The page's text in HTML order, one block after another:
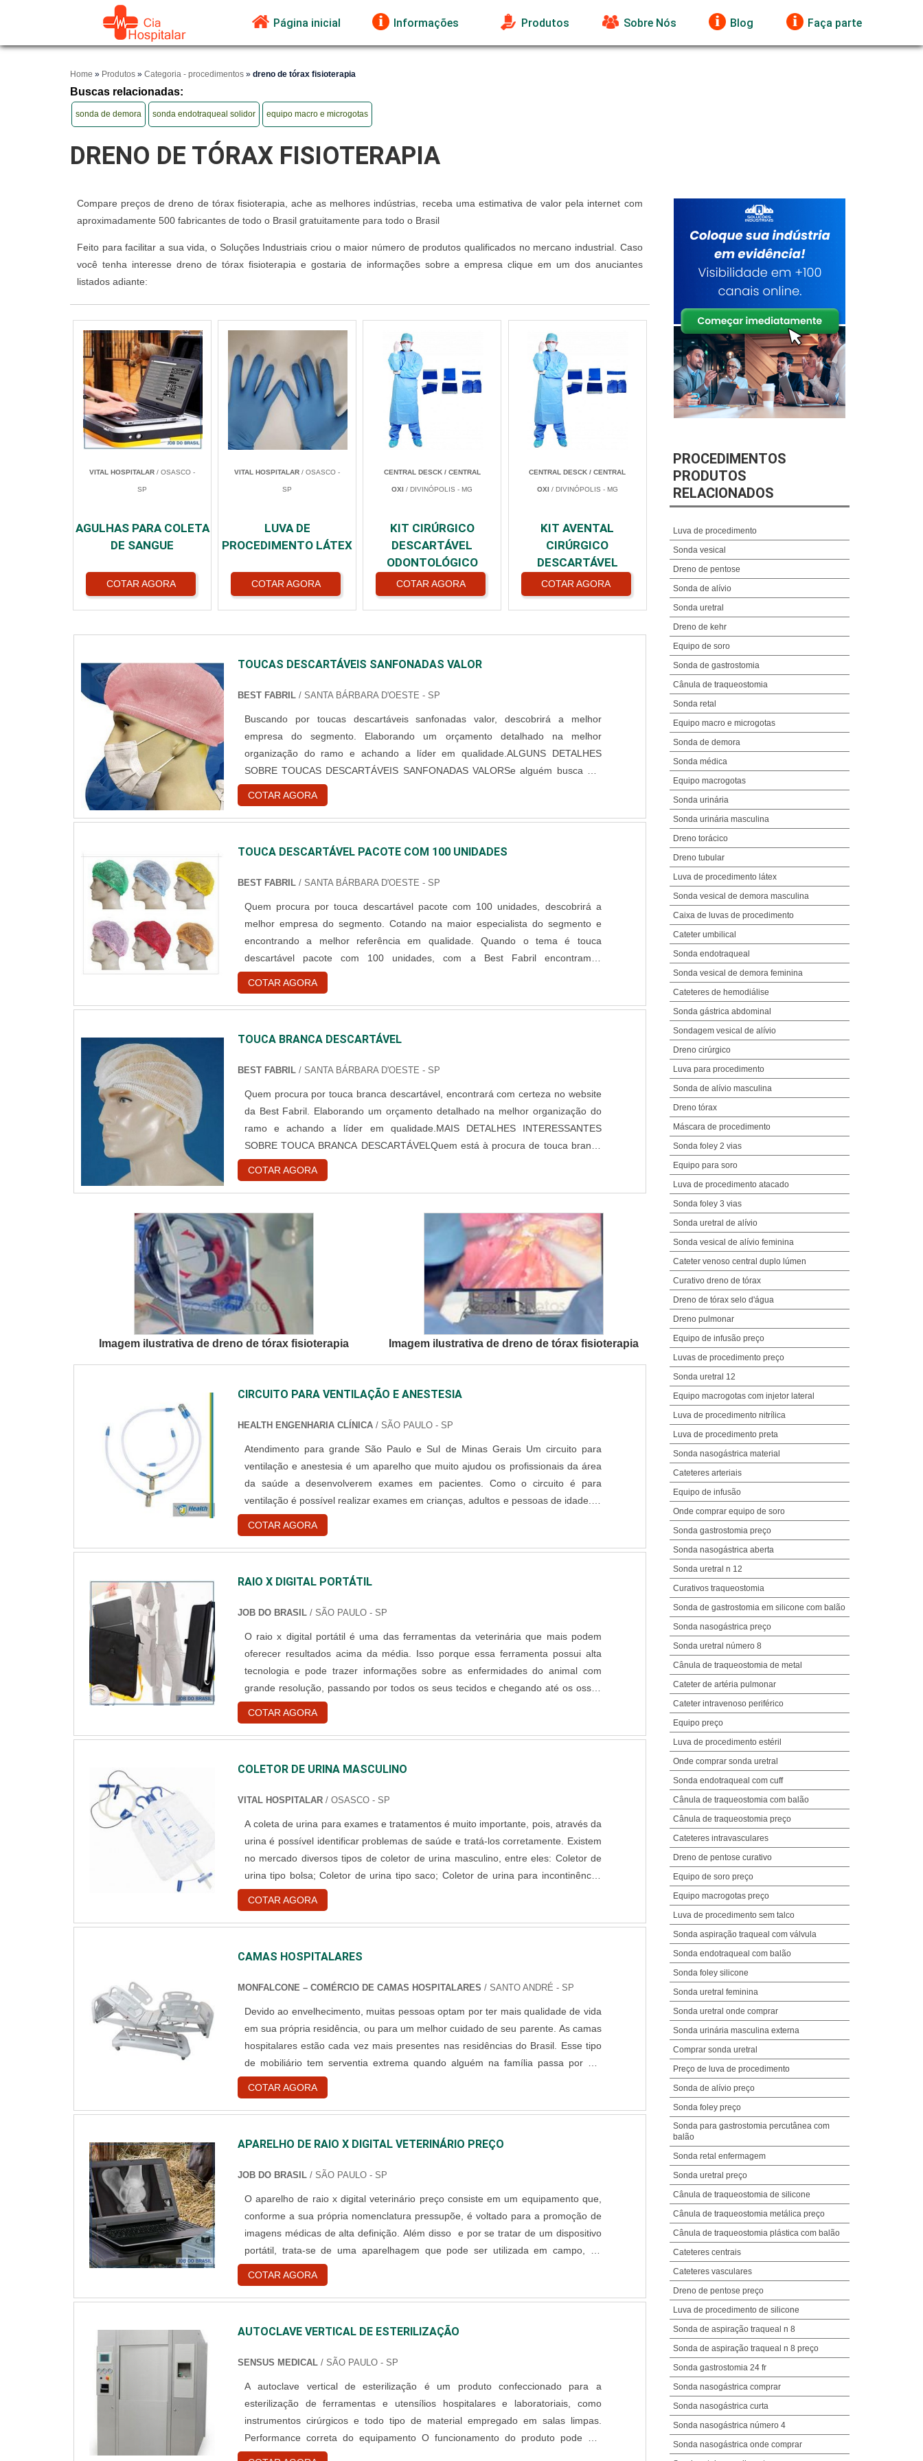
Página inicial Informações Produtos Sobre Nós Blog Faça parte
Home » Produtos » Categoria - procedimentos » dreno de tórax fisioterapia
Buscas relacionadas:
sonda de demora sonda endotraqueal solidor equipo macro e microgotas
DRENO DE TÓRAX FISIOTERAPIA
Compare preços de dreno de tórax fisioterapia, ache as melhores indústrias, receba uma estimativa de valor pela internet com
aproximadamente 500 fabricantes de todo o Brasil gratuitamente para todo o Brasil
Feito para facilitar a sua vida, o Soluções Industriais criou o maior número de produtos qualificados no mercano industrial. Caso
você tenha interesse dreno de tórax fisioterapia e gostaria de informações sobre a empresa clique em um dos anuciantes
listados adiante:
VITAL HOSPITALAR / OSASCO -
SP
AGULHAS PARA COLETA
DE SANGUE
COTAR AGORA
VITAL HOSPITALAR / OSASCO -
SP
LUVA DE
PROCEDIMENTO LÁTEX
COTAR AGORA
CENTRAL DESCK / CENTRAL
OXI/ DIVINÓPOLIS - MG
KIT CIRÚRGICO
DESCARTÁVEL
ODONTOLÓGICO
COTAR AGORA
CENTRAL DESCK / CENTRAL
OXI / DIVINÓPOLIS - MG
KIT AVENTAL
CIRÚRGICO
DESCARTÁVEL
COTAR AGORA
TOUCAS DESCARTÁVEIS SANFONADAS VALOR
BEST FABRIL / SANTA BÁRBARA D'OESTE - SP
Buscando por toucas descartáveis sanfonadas valor, descobrirá a melhor
empresa do segmento. Elaborando um orçamento detalhado na melhor
organização do ramo e achando a líder em qualidade.ALGUNS DETALHES
SOBRE TOUCAS DESCARTÁVEIS SANFONADAS VALORSe alguém busca por
toucas descartáveis sanfonadas valor em uma empresa responsável, consegue
encontrar o site da Best Fabril. Com grande know-how focado em capote
hospitalar descartável e campo ...
COTAR AGORA
TOUCA DESCARTÁVEL PACOTE COM 100 UNIDADES
BEST FABRIL / SANTA BÁRBARA D'OESTE - SP
Quem procura por touca descartável pacote com 100 unidades, descobrirá a
melhor empresa do segmento. Cotando na maior especialista do segmento e
encontrando a melhor referência em qualidade. Quando o tema é touca
descartável pacote com 100 unidades, com a Best Fabril encontramos
assertividade com pagamento acessível.DETALHES SOBRE TOUCA
DESCARTÁVEL PACOTE COM 100 UNIDADESA Best Fabril objetiva seus
reforços em criar para cada cliente um...
COTAR AGORA
TOUCA BRANCA DESCARTÁVEL
BEST FABRIL / SANTA BÁRBARA D'OESTE - SP
Quem procura por touca branca descartável, encontrará com certeza no website
da Best Fabril. Elaborando um orçamento detalhado na melhor organização do
ramo e achando a líder em qualidade.MAIS DETALHES INTERESSANTES
SOBRE TOUCA BRANCA DESCARTÁVELQuem está à procura de touca branca
descartável em uma empresa comprometida com seus serviços, consegue
encontrar o site da Best Fabril. É possível encontrar capote hospitalar descartável
e gorr...
COTAR AGORA
Imagem ilustrativa de dreno de tórax fisioterapia Imagem ilustrativa de dreno de tórax fisioterapia
CIRCUITO PARA VENTILAÇÃO E ANESTESIA
HEALTH ENGENHARIA CLÍNICA/ SÃO PAULO - SP
Atendimento para grande São Paulo e Sul de Minas Gerais Um circuito para
ventilação e anestesia é um aparelho que muito ajudou os profissionais da área
da saúde a desenvolverem exames em pacientes. Como o circuito é para
ventilação é possível realizar exames em crianças, adultos e pessoas de idade. O
material deve estar em seu perfeito funcionamento, para que toda e qualquer
possibilidade de falha seja eliminada. Especificações importantes do ma....
COTAR AGORA
RAIO X DIGITAL PORTÁTIL
JOB DO BRASIL/ SÃO PAULO - SP
O raio x digital portátil é uma das ferramentas da veterinária que mais podem
oferecer resultados acima da média. Isso porque essa ferramenta possui alta
tecnologia e pode trazer informações sobre as enfermidades do animal com
grande resolução, passando por todos os seus tecidos e chegando até os ossos
fraturados. A tecnologia de um raio x digital O procedimento de radiografia, por si
só, já possui grande tecnologia e, com o raio x portátil, essa....
COTAR AGORA
COLETOR DE URINA MASCULINO
VITAL HOSPITALAR/ OSASCO - SP
A coleta de urina para exames e tratamentos é muito importante, pois, através da
urina é possível identificar problemas de saúde e tratá-los corretamente. Existem
no mercado diversos tipos de coletor de urina masculino, entre eles: Coletor de
urina tipo bolsa; Coletor de urina tipo saco; Coletor de urina para incontinência;
Coletor de urina de de perna. Especificações dos coletores Cada tipo de coletor é
destinado para determinada situação. Por....
COTAR AGORA
CAMAS HOSPITALARES
MONFALCONE – COMÉRCIO DE CAMAS HOSPITALARES / SANTO ANDRÉ - SP
Devido ao envelhecimento, muitas pessoas optam por ter mais qualidade de vida
em sua própria residência, ou para um melhor cuidado de seu parente. As camas
hospitalares estão cada vez mais presentes nas residências do Brasil. Esse tipo
de mobiliário tem serventia extrema quando alguém na família passa por um
momento de doença, definitivo ou não. As camas de hospital, podem ser de dois
tipos, cama hospitalar manual ou cama hospitalar motorizada. N....
COTAR AGORA
APARELHO DE RAIO X DIGITAL VETERINÁRIO PREÇO
JOB DO BRASIL/ SÃO PAULO - SP
O aparelho de raio x digital veterinário preço consiste em um equipamento que,
conforme a sua própria nomenclatura pressupõe, é voltado para a promoção de
imagens médicas de alta definição. Além disso e por se tratar de um dispositivo
portátil, trata-se de uma aparelhagem que pode ser utilizada em campo, “in
home” ou em ambas as situações. Agilidade nos resultados Quanto às funções
aptas a serem cumpridas pelo aparelho de raio-x digital veteriná....
COTAR AGORA
AUTOCLAVE VERTICAL DE ESTERILIZAÇÃO
SENSUS MEDICAL/ SÃO PAULO - SP
A autoclave vertical de esterilização é um produto confeccionado para a
esterilização de ferramentas e utensílios hospitalares e laboratoriais, como
instrumentos cirúrgicos e todo tipo de material empregado em salas limpas.
Performance correta do equipamento O funcionamento do produto pode ser
manual ou automático, dependendo do modelo escolhido. Os modelos
PROCEDIMENTOS
PRODUTOS
RELACIONADOS
Luva de procedimento
Sonda vesical
Dreno de pentose
Sonda de alívio
Sonda uretral
Dreno de kehr
Equipo de soro
Sonda de gastrostomia
Cânula de traqueostomia
Sonda retal
Equipo macro e microgotas
Sonda de demora
Sonda médica
Equipo macrogotas
Sonda urinária
Sonda urinária masculina
Dreno torácico
Dreno tubular
Luva de procedimento látex
Sonda vesical de demora masculina
Caixa de luvas de procedimento
Cateter umbilical
Sonda endotraqueal
Sonda vesical de demora feminina
Cateteres de hemodiálise
Sonda gástrica abdominal
Sondagem vesical de alívio
Dreno cirúrgico
Luva para procedimento
Sonda de alívio masculina
Dreno tórax
Máscara de procedimento
Sonda foley 2 vias
Equipo para soro
Luva de procedimento atacado
Sonda foley 3 vias
Sonda uretral de alívio
Sonda vesical de alívio feminina
Cateter venoso central duplo lúmen
Curativo dreno de tórax
Dreno de tórax selo d'água
Dreno pulmonar
Equipo de infusão preço
Luvas de procedimento preço
Sonda uretral 12
Equipo macrogotas com injetor lateral
Luva de procedimento nitrílica
Luva de procedimento preta
Sonda nasogástrica material
Cateteres arteriais
Equipo de infusão
Onde comprar equipo de soro
Sonda gastrostomia preço
Sonda nasogástrica aberta
Sonda uretral n 12
Curativos traqueostomia
Sonda de gastrostomia em silicone com balão
Sonda nasogástrica preço
Sonda uretral número 8
Cânula de traqueostomia de metal
Cateter de artéria pulmonar
Cateter intravenoso periférico
Equipo preço
Luva de procedimento estéril
Onde comprar sonda uretral
Sonda endotraqueal com cuff
Cânula de traqueostomia com balão
Cânula de traqueostomia preço
Cateteres intravasculares
Dreno de pentose curativo
Equipo de soro preço
Equipo macrogotas preço
Luva de procedimento sem talco
Sonda aspiração traqueal com válvula
Sonda endotraqueal com balão
Sonda foley silicone
Sonda uretral feminina
Sonda uretral onde comprar
Sonda urinária masculina externa
Comprar sonda uretral
Preço de luva de procedimento
Sonda de alívio preço
Sonda foley preço
Sonda para gastrostomia percutânea com
balão
Sonda retal enfermagem
Sonda uretral preço
Cânula de traqueostomia de silicone
Cânula de traqueostomia metálica preço
Cânula de traqueostomia plástica com balão
Cateteres centrais
Cateteres vasculares
Dreno de pentose preço
Luva de procedimento de silicone
Sonda de aspiração traqueal n 8
Sonda de aspiração traqueal n 8 preço
Sonda gastrostomia 24 fr
Sonda nasogástrica comprar
Sonda nasogástrica curta
Sonda nasogástrica número 4
Sonda nasogástrica onde comprar